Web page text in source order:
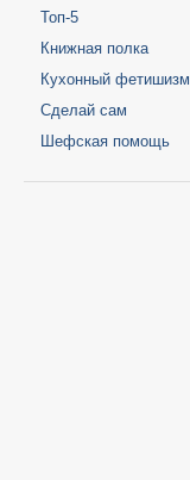
Топ-5
Книжная полка
Кухонный фетишизм
Сделай сам
Шефская помощь